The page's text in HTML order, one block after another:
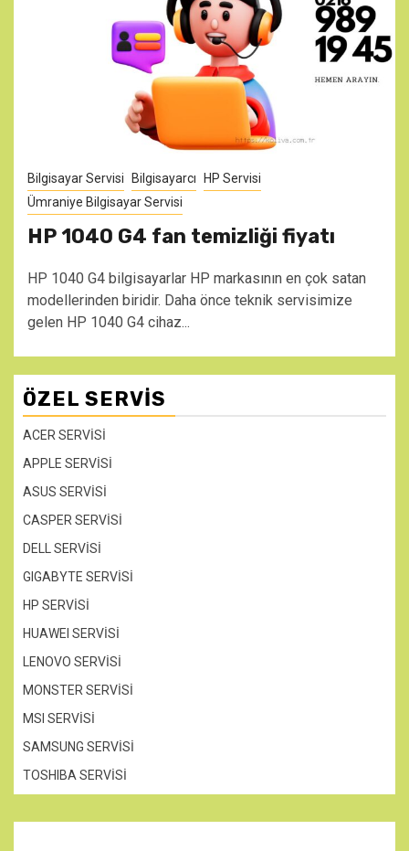
Bilgisayar Servisi Bilgisayarcı
HP Servisi
Ümraniye Bilgisayar Servisi
HP 1040 G4 fan temizliği fiyatı
HP 1040 G4 bilgisayarlar HP markasının en çok satan
modellerinden biridir. Daha önce teknik servisimize
gelen HP 1040 G4 cihaz...
ÖZEL SERVIS
ACER SERVİSİ
APPLE SERVİSİ
ASUS SERVİSİ
CASPER SERVİSİ
DELL SERVİSİ
GIGABYTE SERVİSİ
HP SERVİSİ
HUAWEI SERVİSİ
LENOVO SERVİSİ
MONSTER SERVİSİ
MSI SERVİSİ
SAMSUNG SERVİSİ
TOSHIBA SERVİSİ